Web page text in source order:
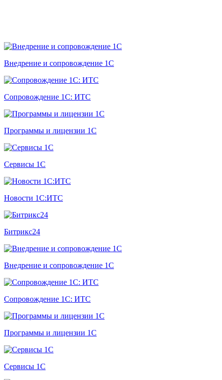
Внедрение и сопровождение 1С
Сопровождение 1С: ИТС
Программы и лицензии 1С
Сервисы 1С
Новости 1С:ИТС
Битрикс24
Внедрение и сопровождение 1С
Сопровождение 1С: ИТС
Программы и лицензии 1С
Сервисы 1С